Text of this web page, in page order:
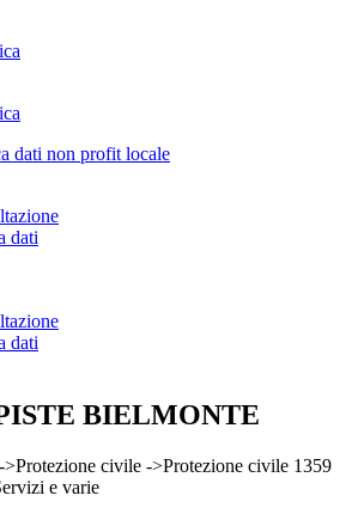
dati
dati
BIELMONTE
civile ->Protezione civile 1359
e varie